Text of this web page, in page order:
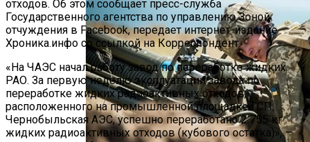
отходов. Об этом сообщает пресс-служба
Государственного агентства по управлению Зоной
отчуждения в Facebook, передает интернет-издание
Хроника.инфо со ссылкой на Корреспондент.
«На ЧАЭС начал работу завод по переработке жидких
РАО. За первую неделю эксплуатации завода по
переработке жидких радиоактивных отходов,
расположенного на промышленной площадке ГСП
Чернобыльская АЭС, успешно переработано 2 755 кг
жидких радиоактивных отходов (кубового остатка)», —